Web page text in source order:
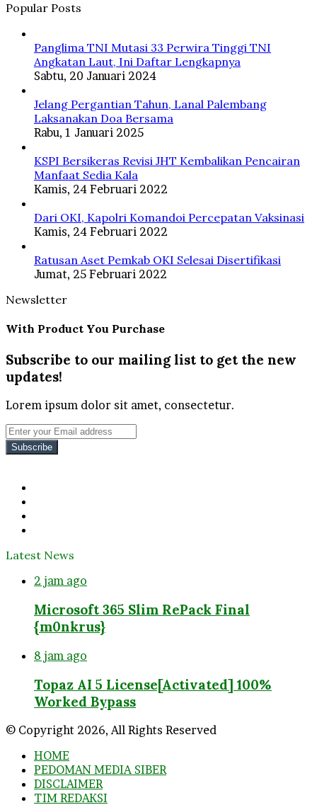
Popular Posts
Panglima TNI Mutasi 33 Perwira Tinggi TNI
Angkatan Laut, Ini Daftar Lengkapnya
Sabtu, 20 Januari 2024
Jelang Pergantian Tahun, Lanal Palembang
Laksanakan Doa Bersama
Rabu, 1 Januari 2025
KSPI Bersikeras Revisi JHT Kembalikan Pencairan
Manfaat Sedia Kala
Kamis, 24 Februari 2022
Dari OKI, Kapolri Komandoi Percepatan Vaksinasi
Kamis, 24 Februari 2022
Ratusan Aset Pemkab OKI Selesai Disertifikasi
Jumat, 25 Februari 2022
Newsletter
With Product You Purchase
Subscribe to our mailing list to get the new
updates!
Lorem ipsum dolor sit amet, consectetur.
Enter
your
Email
Latest News
2 jam ago
Microsoft 365 Slim RePack Final
{m0nkrus}
8 jam ago
Topaz AI 5 License[Activated] 100%
Worked Bypass
© Copyright 2026, All Rights Reserved
HOME
PEDOMAN MEDIA SIBER
DISCLAIMER
TIM REDAKSI